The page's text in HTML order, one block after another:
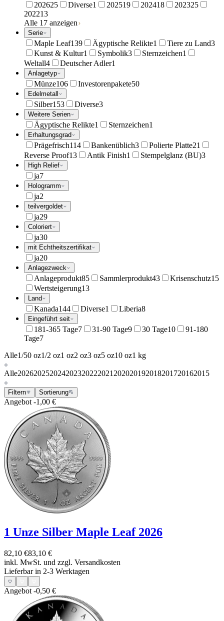
202625 Diverse1 202519 202418 202325
202213
Alle 17 anzeigen
Serie
Maple Leaf139 Ägyptische Relikte1 Tiere zu Land3
Kunst & Kultur1 Symbolik3 Sternzeichen1
Weltall4 Deutscher Adler1
Anlagetyp
Münze106 Investorenpakete50
Edelmetall
Silber153 Diverse3
Weitere Serien
Ägyptische Relikte1 Sternzeichen1
Erhaltungsgrad
Prägefrisch114 Bankenüblich3 Polierte Platte21
Reverse Proof13 Antik Finish1 Stempelglanz (BU)3
High Relief
ja7
Hologramm
ja2
teilvergoldet
ja29
Coloriert
ja30
mit Echtheitszertifikat
ja20
Anlagezweck
Anlageprodukt85 Sammlerprodukt43 Krisenschutz15
Wertsteigerung13
Land
Kanada144 Diverse1 Liberia8
Eingeführt seit
181-365 Tage7 31-90 Tage9 30 Tage10
91-180
Tage7
Alle1/50 oz1/2 oz1 oz2 oz3 oz5 oz10 oz1 kg
Alle202620252024202320222021 202020192018201720162015
Filtern Sortierung
Angebot -1,00 €
1 Unze Silber Maple Leaf 2026
82,10 €83,10 €
inkl. MwSt. und zzgl. Versandkosten
Lieferbar in 2-3 Werktagen
Angebot -0,50 €